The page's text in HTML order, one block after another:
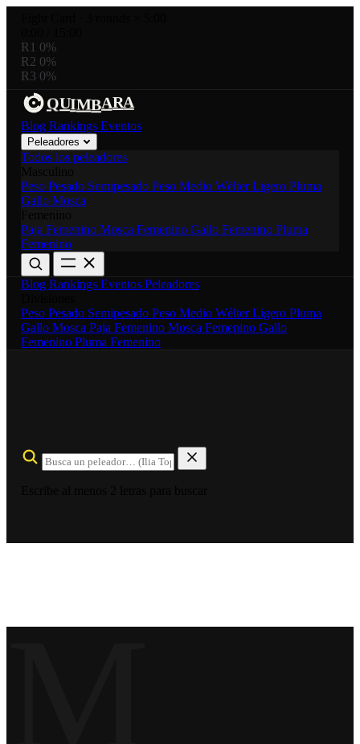
R1 0%
R2 0%
R3 0%
QUIMBARA
Blog Rankings Eventos
Peleadores
Todos los peleadores
Peso Pesado Semipesado Peso Medio WélterLigero Pluma
Gallo Mosca
Paja Femenino Mosca Femenino Gallo Femenino Pluma
Femenino
Blog Rankings Eventos Peleadores
Peso Pesado Semipesado Peso Medio WélterLigero Pluma
Gallo Mosca Paja Femenino Mosca Femenino Gallo
Femenino Pluma Femenino